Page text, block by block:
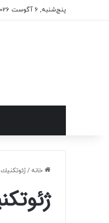
پنج‌شنبه, 6 آگوست 2026
خانه /ژئوتكنيك